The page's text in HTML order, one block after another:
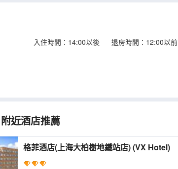
入住時間：14:00以後 退房時間：12:00以前
附近酒店推薦
格菲酒店(上海大柏樹地鐵站店) (VX Hotel)